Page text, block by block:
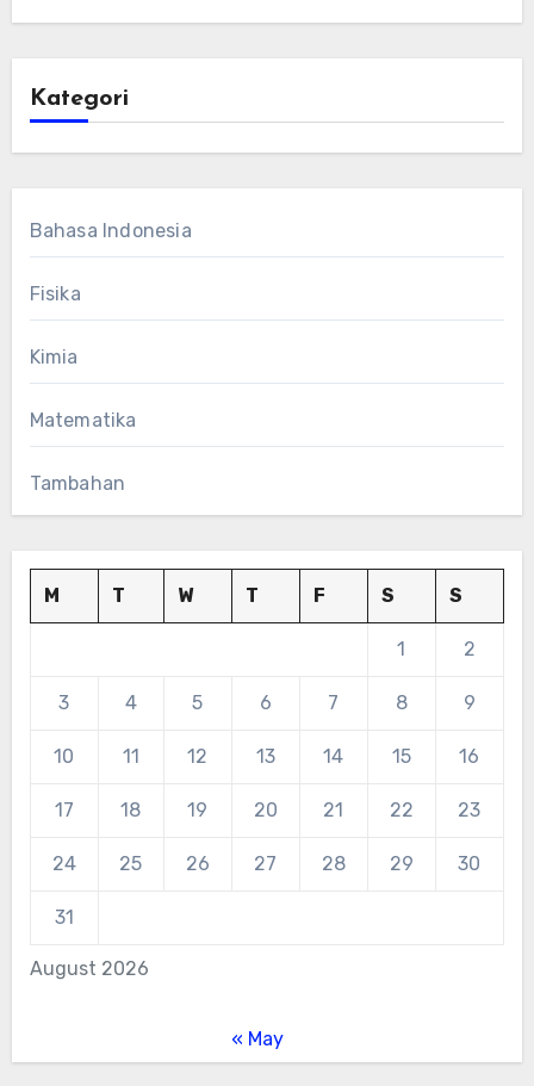
Kategori
Bahasa Indonesia
Fisika
Kimia
Matematika
Tambahan
August 2026
M T W T F S S
1 2
3 4 5 6 7 8 9
10 11 12 13 14 15 16
17 18 19 20 21 22 23
24 25 26 27 28 29 30
31
« May